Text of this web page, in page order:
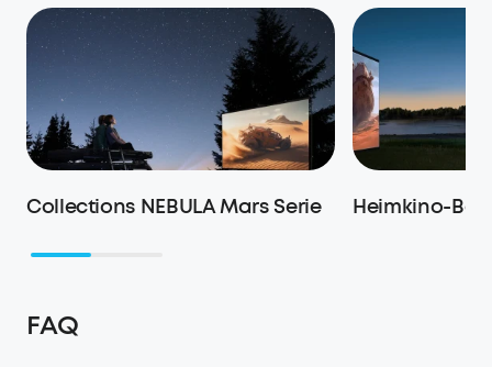
Collections NEBULA Mars Serie Heimkino-
FAQ